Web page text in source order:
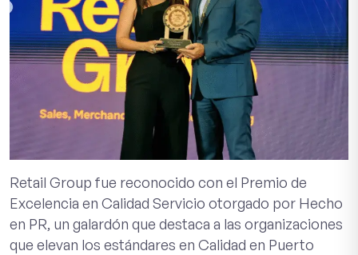
Retail Group fue reconocido con el Premio de
Excelencia en Calidad Servicio otorgado por Hecho
en PR, un galardón que destaca a las organizaciones
que elevan los estándares en Calidad en Puerto